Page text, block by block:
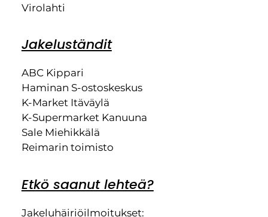
Virolahti
Jakeluständit
ABC Kippari
Haminan S-ostoskeskus
K-Market Itäväylä
K-Supermarket Kanuuna
Sale Miehikkälä
Reimarin toimisto
Etkö saanut lehteä?
Jakeluhäiriöilmoitukset: